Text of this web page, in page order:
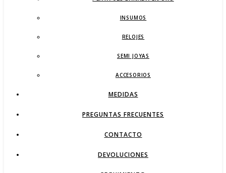
INSUMOS
RELOJES
SEMI JOYAS
ACCESORIOS
MEDIDAS
PREGUNTAS FRECUENTES
CONTACTO
DEVOLUCIONES